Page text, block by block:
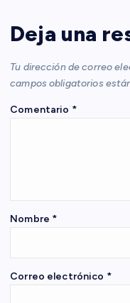
c
i
ó
n
e
Deja una
Tu dirección de correo
campos obligatorios
Comentario *
Nombre *
Correo electrónico *